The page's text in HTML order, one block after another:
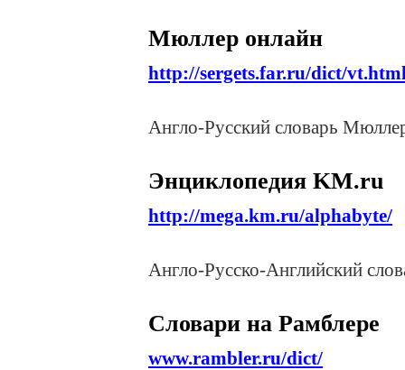
Мюллер онлайн
http://sergets.far.ru/dict/
Англо-Русский словарь
Энциклопедия KM.ru
http://mega.km.ru/alphabyte/
Англо-Русско-Английский
Словари на Рамблере
www.rambler.ru/dict/